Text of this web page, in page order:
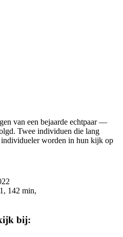
van een bejaarde echtpaar —
Twee individuen die lang
individueler worden in hun kijk op
, 142 min,
bij: